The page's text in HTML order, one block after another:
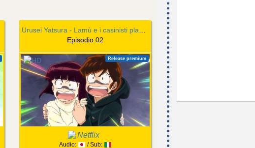
Episodio 02
Release premium
Netflix
Audio: / Sub: